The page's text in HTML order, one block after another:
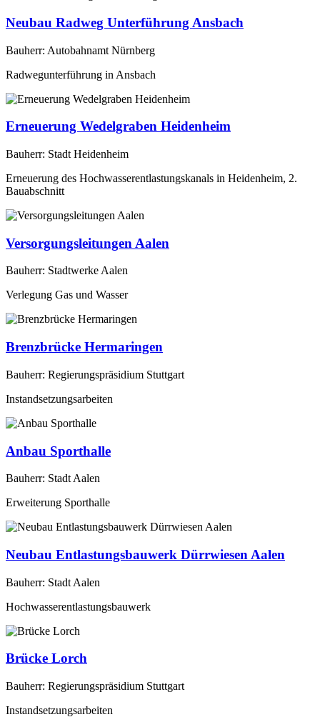
Neubau Radweg Unterführung Ansbach
Bauherr: Autobahnamt Nürnberg
Radwegunterführung in Ansbach
Erneuerung Wedelgraben Heidenheim
Bauherr: Stadt Heidenheim
Erneuerung des Hochwasserentlastungskanals in Heidenheim, 2.
Bauabschnitt
Versorgungsleitungen Aalen
Bauherr: Stadtwerke Aalen
Verlegung Gas und Wasser
Brenzbrücke Hermaringen
Bauherr: Regierungspräsidium Stuttgart
Instandsetzungsarbeiten
Anbau Sporthalle
Bauherr: Stadt Aalen
Erweiterung Sporthalle
Neubau Entlastungsbauwerk Dürrwiesen Aalen
Bauherr: Stadt Aalen
Hochwasserentlastungsbauwerk
Brücke Lorch
Bauherr: Regierungspräsidium Stuttgart
Instandsetzungsarbeiten